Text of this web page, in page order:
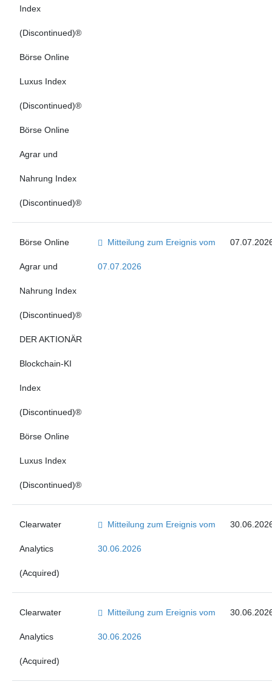
Index
(Discontinued)®
Börse Online
Luxus Index
(Discontinued)®
Börse Online
Agrar und
Nahrung Index
(Discontinued)®
Börse Online
Agrar und
Nahrung Index
(Discontinued)®
DER AKTIONÄR
Blockchain-KI
Index
(Discontinued)®
Börse Online
Luxus Index
(Discontinued)®
Mitteilung zum Ereignis vom
07.07.2026
Clearwater
Analytics
(Acquired)
Mitteilung zum Ereignis vom
30.06.2026
Clearwater
Analytics
(Acquired)
Mitteilung zum Ereignis vom
30.06.2026